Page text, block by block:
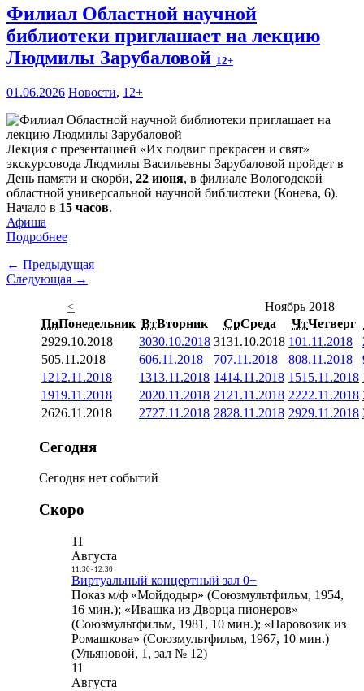
Филиал Областной научной
библиотеки приглашает на лекцию
Людмилы Зарубаловой 12+
01.06.2026 Новости, 12+
Лекция с презентацией «Их подвиг прекрасен и свят»
экскурсовода Людмилы Васильевны Зарубаловой пройдет в
День памяти и скорби, 22 июня, в филиале Вологодской
областной универсальной научной библиотеки (Конева, 6).
Начало в 15 часов.
Афиша
Подробнее
← Предыдущая
Следующая →
<
Ноябрь 2018
ПнПонедельник ВтВторник СрСреда ЧтЧетверг
2929.10.2018 3030.10.2018 3131.10.2018 101.11.2018
505.11.2018 606.11.2018 707.11.2018 808.11.2018
1212.11.2018 1313.11.2018 1414.11.2018 1515.11.2018
1919.11.2018 2020.11.2018 21 21.11.2018 2222.11.2018
2626.11.2018 2727.11.2018 2828.11.2018 2929.11.2018
Сегодня
Сегодня нет событий
Скоро
11
Августа
11:30- 12:30
Виртуальный концертный зал 0+
Показ м/ф «Мойдодыр» (Союзмультфильм, 1954,
16 мин.); «Ивашка из Дворца пионеров»
(Союзмультфильм, 1981, 10 мин.); «Паровозик из
Ромашкова» (Союзмультфильм, 1967, 10 мин.)
(Ульяновой, 1, зал № 12)
11
Августа